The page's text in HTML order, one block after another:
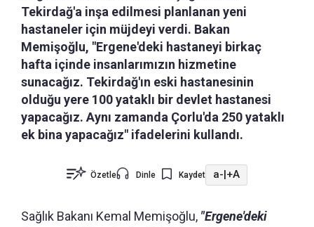
Tekirdağ'a inşa edilmesi planlanan yeni
hastaneler için müjdeyi verdi. Bakan
Memişoğlu, "Ergene'deki hastaneyi birkaç
hafta içinde insanlarımızın hizmetine
sunacağız. Tekirdağ'ın eski hastanesinin
olduğu yere 100 yataklı bir devlet hastanesi
yapacağız. Aynı zamanda Çorlu'da 250 yataklı
ek bina yapacağız" ifadelerini kullandı.
Özetle Dinle Kaydet a-|+A
Sağlık Bakanı Kemal Memişoğlu, "Ergene'deki